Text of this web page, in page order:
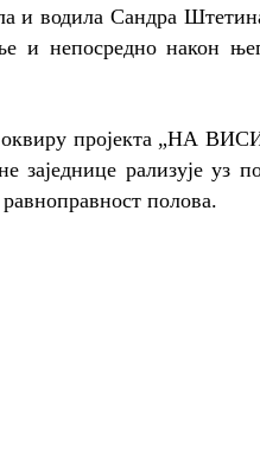
и водила Сандра
и непосредно након
у оквиру пројекта
рализује уз
полова.